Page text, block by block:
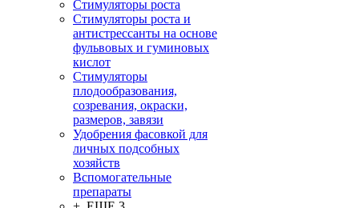
Стимуляторы роста
Стимуляторы роста и
антистрессанты на основе
фульвовых и гуминовых
кислот
Стимуляторы
плодообразования,
созревания, окраски,
размеров, завязи
Удобрения фасовкой для
личных подсобных
хозяйств
Вспомогательные
препараты